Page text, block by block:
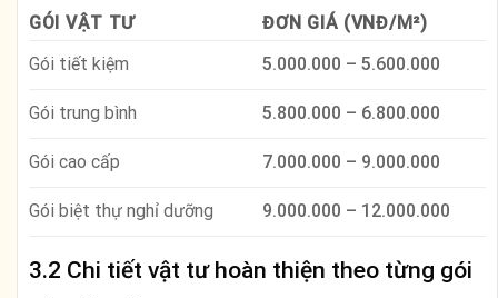
GÓI VẬT TƯ
ĐƠN GIÁ (VNĐ/M²)
Gói tiết kiệm
5.000.000 – 5.600.000
Gói trung bình 5.800.000 – 6.800.000
Gói cao cấp 7.000.000 – 9.000.000
Gói biệt thự nghỉ dưỡng 9.000.000 – 12.000.000
3.2 Chi tiết vật tư hoàn thiện theo từng gói